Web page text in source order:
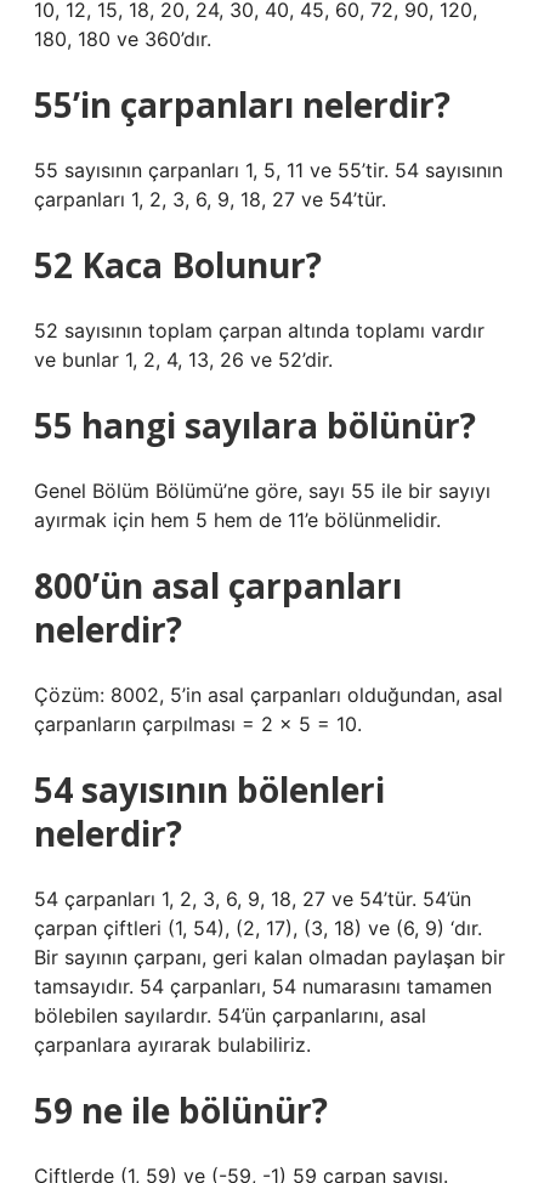
10, 12, 15, 18, 20, 24, 30, 40, 45, 60, 72, 90, 120,
180, 180 ve 360’dır.
55’in çarpanları nelerdir?
55 sayısının çarpanları 1, 5, 11 ve 55’tir. 54 sayısının
çarpanları 1, 2, 3, 6, 9, 18, 27 ve 54’tür.
52 Kaca Bolunur?
52 sayısının toplam çarpan altında toplamı vardır
ve bunlar 1, 2, 4, 13, 26 ve 52’dir.
55 hangi sayılara bölünür?
Genel Bölüm Bölümü’ne göre, sayı 55 ile bir sayıyı
ayırmak için hem 5 hem de 11’e bölünmelidir.
800’ün asal çarpanları
nelerdir?
Çözüm: 8002, 5’in asal çarpanları olduğundan, asal
çarpanların çarpılması = 2 × 5 = 10.
54 sayısının bölenleri
nelerdir?
54 çarpanları 1, 2, 3, 6, 9, 18, 27 ve 54’tür. 54’ün
çarpan çiftleri (1, 54), (2, 17), (3, 18) ve (6, 9) ‘dır.
Bir sayının çarpanı, geri kalan olmadan paylaşan bir
tamsayıdır. 54 çarpanları, 54 numarasını tamamen
bölebilen sayılardır. 54’ün çarpanlarını, asal
çarpanlara ayırarak bulabiliriz.
59 ne ile bölünür?
Çiftlerde (1, 59) ve (-59, -1) 59 çarpan sayısı.